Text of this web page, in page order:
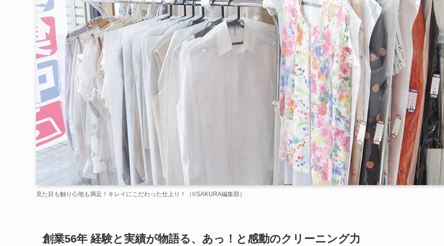
見た目も触り心地も満足！キレイにこだわった仕上り！（©️SAKURA編集部）
創業56年 経験と実績が物語る、あっ！と感動のクリーニング力